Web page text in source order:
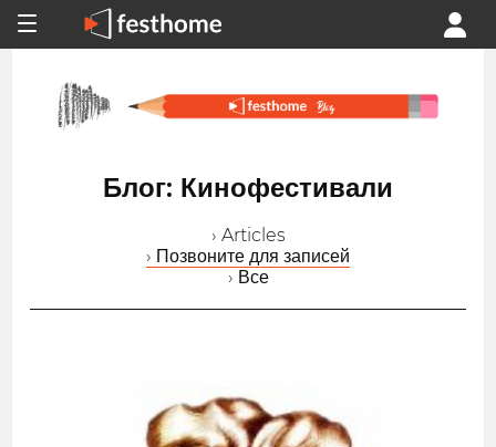
Блог: Кинофестивали
› Articles
› Позвоните для записей
› Все